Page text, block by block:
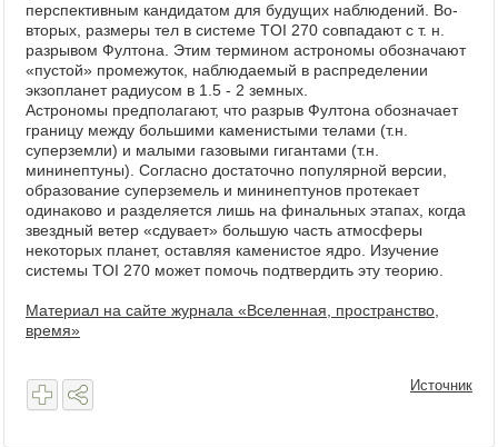
перспективным кандидатом для будущих наблюдений. Во-
вторых, размеры тел в системе TOI 270 совпадают с т. н.
разрывом Фултона. Этим термином астрономы обозначают
«пустой» промежуток, наблюдаемый в распределении
экзопланет радиусом в 1.5 - 2 земных.
Астрономы предполагают, что разрыв Фултона обозначает
границу между большими каменистыми телами (т.н.
суперземли) и малыми газовыми гигантами (т.н.
мининептуны). Согласно достаточно популярной версии,
образование суперземель и мининептунов протекает
одинаково и разделяется лишь на финальных этапах, когда
звездный ветер «сдувает» большую часть атмосферы
некоторых планет, оставляя каменистое ядро. Изучение
системы TOI 270 может помочь подтвердить эту теорию.
Материал на сайте журнала «Вселенная, пространство,
время»
Источник